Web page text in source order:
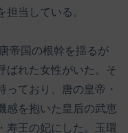
担当している。
帝国の根幹を揺るが
ばれた女性がいた。そ
ており、唐の皇帝・
感を抱いた皇后の武恵
寿王の妃にした。玉環